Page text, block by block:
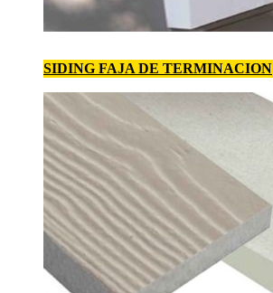
SIDING FAJA DE TERMINACION